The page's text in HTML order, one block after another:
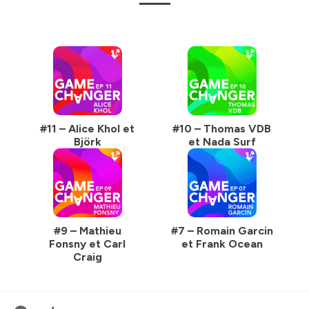
#11 – Alice Khol et
Björk
#10 – Thomas VDB
et Nada Surf
#9 – Mathieu
Fonsny et Carl
Craig
#7 – Romain Garcin
et Frank Ocean